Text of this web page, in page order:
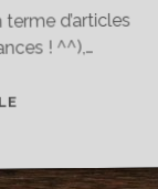
d’articles
! ^^),…
[TUTO]
DE